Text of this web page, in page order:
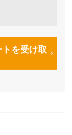
トを受け取